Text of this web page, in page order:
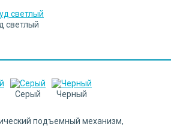
светлый
Серый Черный
подъемный механизм,